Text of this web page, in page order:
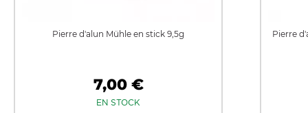
Pierre d'alun Mühle en stick 9,5g
7,00 €
EN STOCK
Pierre